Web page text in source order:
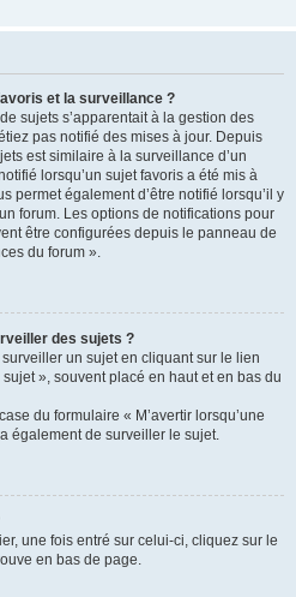
et la surveillance ?
sujets s’apparentait à la gestion des
pas notifié des mises à jour. Depuis
est similaire à la surveillance d’un
lorsqu’un sujet favoris a été mis à
permet également d’être notifié lorsqu’il y
forum. Les options de notifications pour
être configurées depuis le panneau de
du forum ».
des sujets ?
un sujet en cliquant sur le lien
», souvent placé en haut et en bas du
du formulaire « M’avertir lorsqu’une
également de surveiller le sujet.
une fois entré sur celui-ci, cliquez sur le
en bas de page.